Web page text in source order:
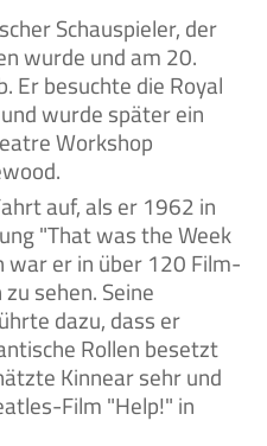
wurde und am 20.
besuchte die Royal
wurde später ein
Workshop
auf, als er 1962 in
"That was the Week
er in über 120 Film-
sehen. Seine
dazu, dass er
Rollen besetzt
Kinnear sehr und
Film "Help!" in